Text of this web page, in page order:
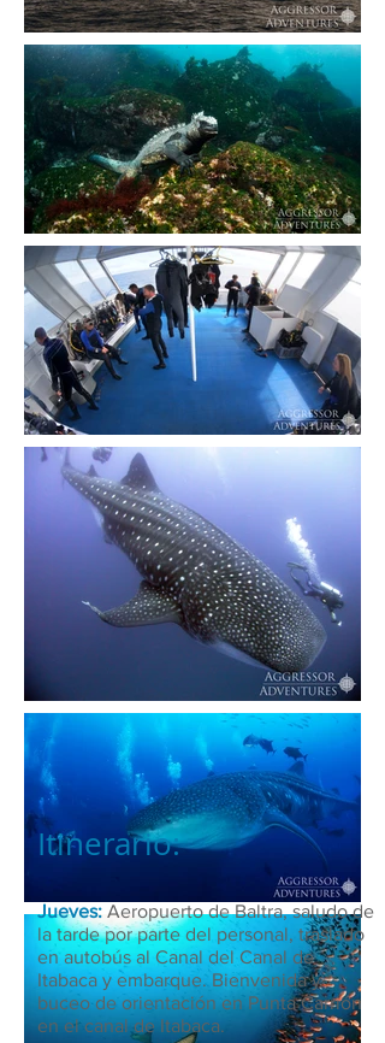
Itinerario:
Jueves: Aeropuerto de Baltra, saludo de
la tarde por parte del personal, traslado
en autobús al Canal del Canal de
Itabaca y embarque. Bienvenida y
buceo de orientación en Punta Carrión
en el canal de Itabaca.